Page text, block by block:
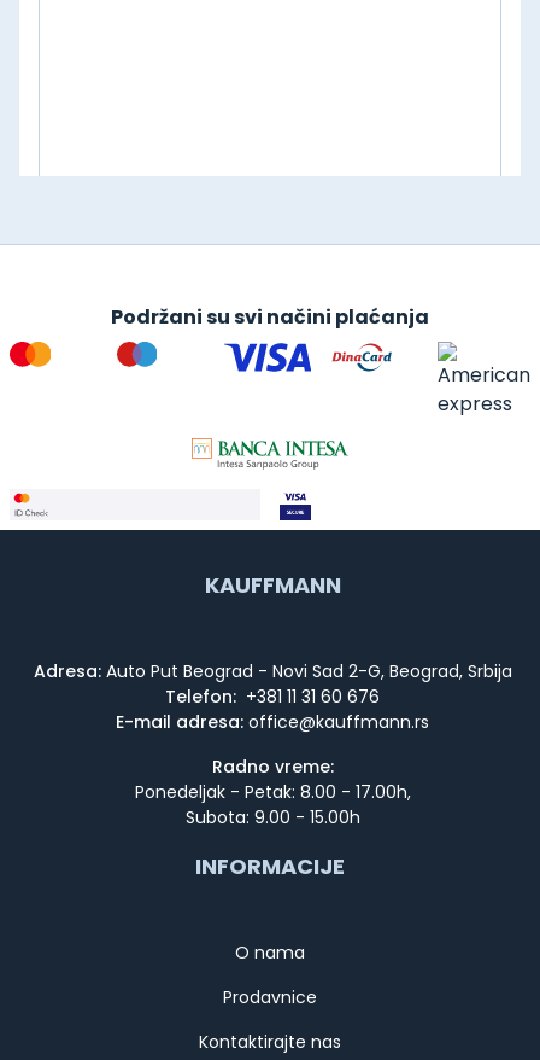
Podržani su svi načini plaćanja
KAUFFMANN
Adresa:Auto Put Beograd - Novi Sad 2-G, Beograd, Srbija
Telefon: +381 11 31 60 676
E-mail adresa:
Radno vreme:
Ponedeljak - Petak: 8.00 - 17.00h,
Subota: 9.00 - 15.00h
INFORMACIJE
O nama
Prodavnice
Kontaktirajte nas